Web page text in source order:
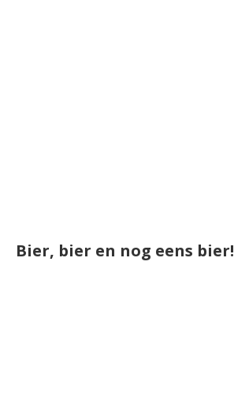
Bier, bier en nog eens bier!